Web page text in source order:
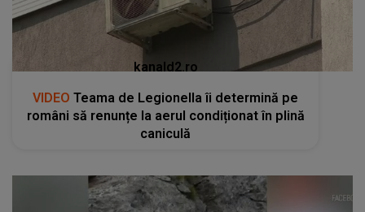
kanald2.ro
VIDEO Teama de Legionella îi determină pe
români să renunțe la aerul condiționat în plină
caniculă